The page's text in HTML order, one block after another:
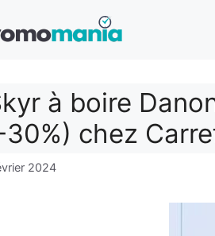
à boire
30%) chez
2024